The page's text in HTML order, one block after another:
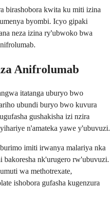
birashobora kwita ku miti izina
byombi. Icyo gipaki
neza izina ry'ubwoko bwa
Anifrolumab
itatanga uburyo bwo
ubundi buryo bwo kuvura
gushakisha izi nzira
n'amateka yawe y'ubuvuzi.
imiti irwanya malariya nka
bakoresha nk'urugero rw'ubuvuzi.
wa methotrexate,
ishobora gufasha kugenzura